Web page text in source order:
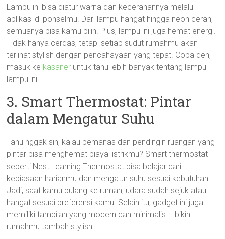
Lampu ini bisa diatur warna dan kecerahannya melalui
aplikasi di ponselmu. Dari lampu hangat hingga neon cerah,
semuanya bisa kamu pilih. Plus, lampu ini juga hemat energi.
Tidak hanya cerdas, tetapi setiap sudut rumahmu akan
terlihat stylish dengan pencahayaan yang tepat. Coba deh,
masuk ke kasaner untuk tahu lebih banyak tentang lampu-
lampu ini!
3. Smart Thermostat: Pintar
dalam Mengatur Suhu
Tahu nggak sih, kalau pemanas dan pendingin ruangan yang
pintar bisa menghemat biaya listrikmu? Smart thermostat
seperti Nest Learning Thermostat bisa belajar dari
kebiasaan harianmu dan mengatur suhu sesuai kebutuhan.
Jadi, saat kamu pulang ke rumah, udara sudah sejuk atau
hangat sesuai preferensi kamu. Selain itu, gadget ini juga
memiliki tampilan yang modern dan minimalis – bikin
rumahmu tambah stylish!